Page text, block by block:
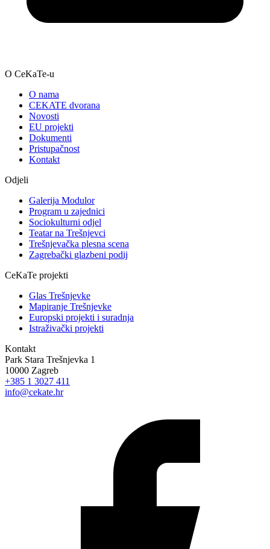
O CeKaTe-u
O nama
CEKATE dvorana
Novosti
EU projekti
Dokumenti
Pristupačnost
Kontakt
Odjeli
Galerija Modulor
Program u zajednici
Sociokulturni odjel
Teatar na Trešnjevci
Trešnjevačka plesna scena
Zagrebački glazbeni podij
CeKaTe projekti
Glas Trešnjevke
Mapiranje Trešnjevke
Europski projekti i suradnja
Istraživački projekti
Kontakt
Park Stara Trešnjevka 1
10000 Zagreb
+385 1 3027 411
info@cekate.hr